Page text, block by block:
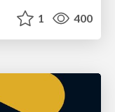
1 400